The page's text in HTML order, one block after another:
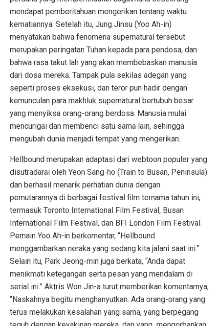
mendapat pemberitahuan mengerikan tentang waktu
kematiannya. Setelah itu, Jung Jinsu (Yoo Ah-in)
menyatakan bahwa fenomena supernatural tersebut
merupakan peringatan Tuhan kepada para pendosa, dan
bahwa rasa takut lah yang akan membebaskan manusia
dari dosa mereka. Tampak pula sekilas adegan yang
seperti proses eksekusi, dan teror pun hadir dengan
kemunculan para makhluk supernatural bertubuh besar
yang menyiksa orang-orang berdosa. Manusia mulai
mencurigai dan membenci satu sama lain, sehingga
mengubah dunia menjadi tempat yang mengerikan.
Hellbound merupakan adaptasi dari webtoon populer yang
disutradarai oleh Yeon Sang-ho (Train to Busan, Peninsula)
dan berhasil menarik perhatian dunia dengan
pemutarannya di berbagai festival film ternama tahun ini,
termasuk Toronto International Film Festival, Busan
International Film Festival, dan BFI London Film Festival.
Pemain Yoo Ah-in berkomentar, “Hellbound
menggambarkan neraka yang sedang kita jalani saat ini.”
Selain itu, Park Jeong-min juga berkata, “Anda dapat
menikmati ketegangan serta pesan yang mendalam di
serial ini.” Aktris Won Jin-a turut memberikan komentarnya,
“Naskahnya begitu menghanyutkan. Ada orang-orang yang
terus melakukan kesalahan yang sama, yang berpegang